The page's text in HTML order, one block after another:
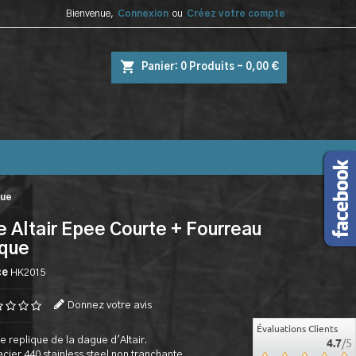
Bienvenue, Connexion ou Créez votre compte
shopping_cart Panier: 0 Produits - 0,00 €
Altair Epee Courte + Fourreau
HK2015
Donnez votre avis
replique de la dague d'Altair.
Évaluations Clients
4.7/5